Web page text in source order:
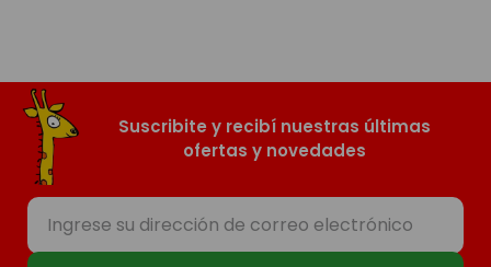
Suscribite y recibí nuestras últimas
ofertas y novedades